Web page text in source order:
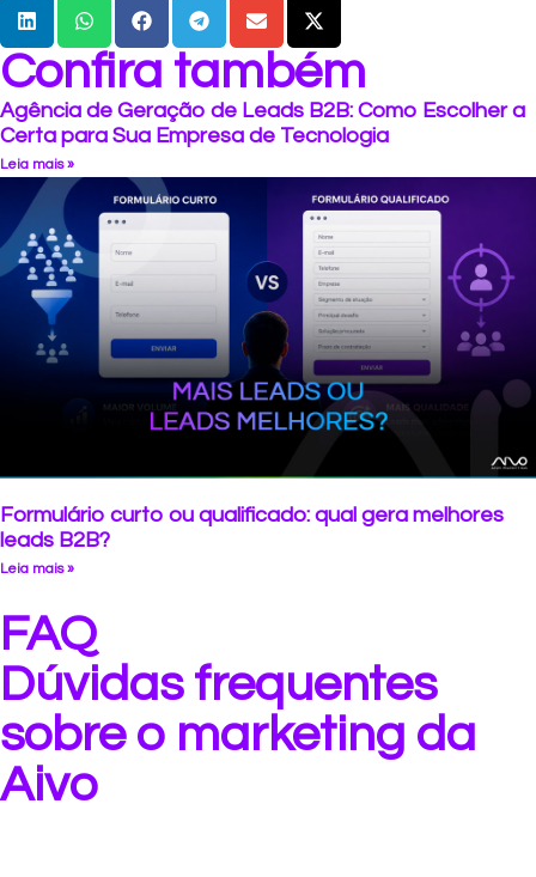
Confira também
Agência de Geração de Leads B2B: Como Escolher a
Certa para Sua Empresa de Tecnologia
Leia mais »
Formulário curto ou qualificado: qual gera melhores
leads B2B?
Leia mais »
FAQ
Dúvidas frequentes
sobre o marketing da
Aivo